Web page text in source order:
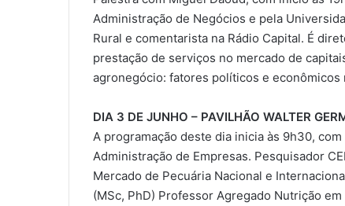
Administração de Negócios e pela
Rural e comentarista na Rádio Capital. É
prestação de serviços no mercado de
agronegócio: fatores políticos e econômicos
DIA 3 DE JUNHO – PAVILHÃO WALTER
A programação deste dia inicia às 9h30,
Administração de Empresas. Pesquisador
Mercado de Pecuária Nacional e
(MSc, PhD) Professor Agregado Nutrição